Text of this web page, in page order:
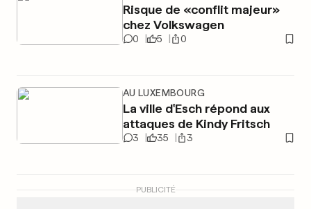
Risque de «conflit majeur»
chez Volkswagen
0 5 0
AU LUXEMBOURG
La ville d'Esch répond aux
attaques de Kindy Fritsch
3 35 3
PUBLICITÉ